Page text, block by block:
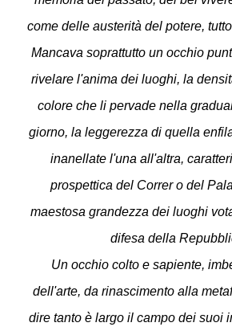
come delle austerità del potere,
Mancava soprattutto un occhio
rivelare l'anima dei luoghi, la
colore che li pervade nella
giorno, la leggerezza di quella
inanellate l'una all'altra,
prospettica del Correr o del
maestosa grandezza dei luoghi
difesa della
Un occhio colto e sapiente,
dell'arte, da rinascimento alla
dire tanto è largo il campo dei suoi